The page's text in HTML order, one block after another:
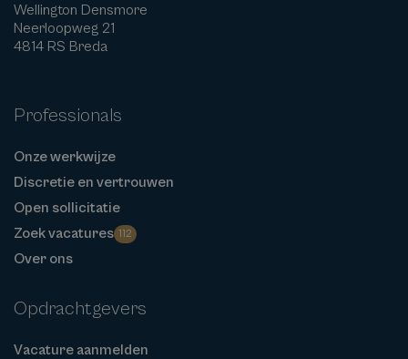
Wellington Densmore
Neerloopweg 21
4814 RS Breda
Professionals
Onze werkwijze
Discretie en vertrouwen
Open sollicitatie
Zoek vacatures 112
Over ons
Opdrachtgevers
Vacature aanmelden